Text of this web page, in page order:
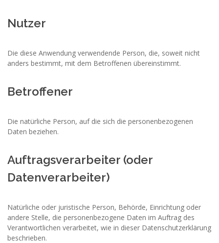
Nutzer
Die diese Anwendung verwendende Person, die, soweit nicht
anders bestimmt, mit dem Betroffenen übereinstimmt.
Betroffener
Die natürliche Person, auf die sich die personenbezogenen
Daten beziehen.
Auftragsverarbeiter (oder
Datenverarbeiter)
Natürliche oder juristische Person, Behörde, Einrichtung oder
andere Stelle, die personenbezogene Daten im Auftrag des
Verantwortlichen verarbeitet, wie in dieser Datenschutzerklärung
beschrieben.